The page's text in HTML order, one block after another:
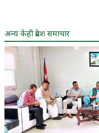
अन्य केही प्रदेश समाचार